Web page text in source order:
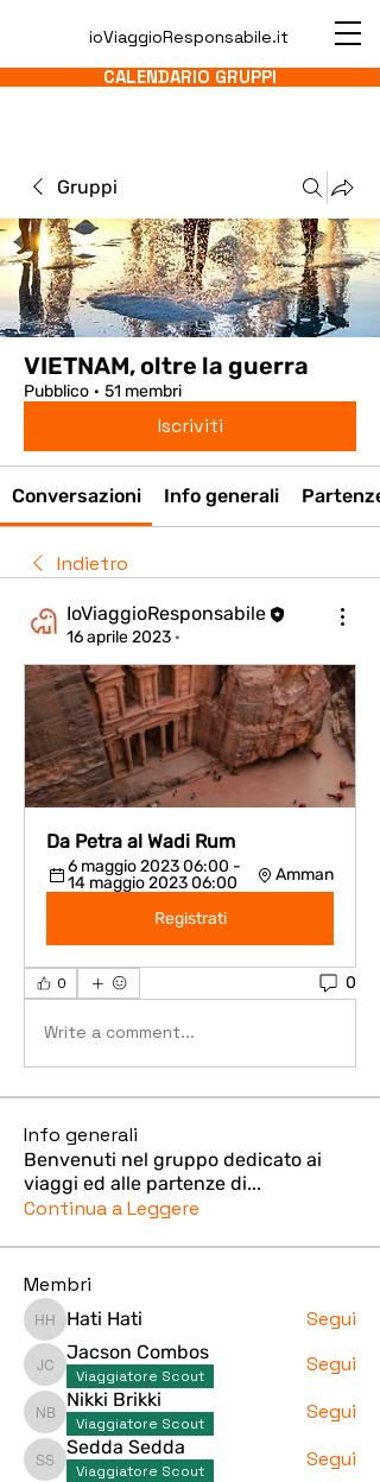
ioViaggioResponsabile.it
CALENDARIO GRUPPI
Gruppi
VIETNAM, oltre la guerra
Pubblico · 51 membri
Iscriviti
Conversazioni Info generali Partenze
Indietro
IoViaggioResponsabile
16 aprile 2023 ·
Da Petra al Wadi Rum
6 maggio 2023 06:00 -
14 maggio 2023 06:00
Amman
Registrati
0 0
Write a comment...
Info generali
Benvenuti nel gruppo dedicato ai
viaggi ed alle partenze di...
Continua a Leggere
Membri
Hati Hati
Hati Hati Segui
Jacson Combos
Jacson Combos
Viaggiatore Scout Segui
Nikki Brikki
Nikki Brikki
Viaggiatore Scout Segui
Sedda Sedda
Sedda Sedda
Viaggiatore Scout Segui